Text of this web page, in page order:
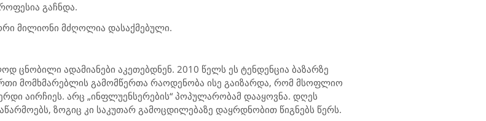
გაჩნდა.
მილიონი მძღოლია დასაქმებული.
ადამიანები აკეთებდნენ. 2010 წელს ეს ტენდენცია ბაზარზე
მომხმარებლის გამომწერთა რაოდენობა ისე გაიზარდა, რომ მსოფლიო
აირჩიეს. არც „ინფლუენსერების“ პოპულარობამ დააყოვნა. დღეს
ზოგიც კი საკუთარ გამოცდილებაზე დაყრდნობით წიგნებს წერს.